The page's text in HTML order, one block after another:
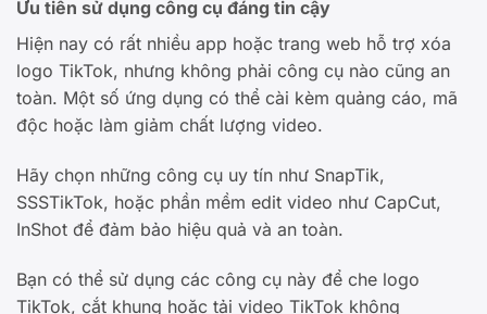
Ưu tiên sử dụng công cụ đáng tin cậy
Hiện nay có rất nhiều app hoặc trang web hỗ trợ xóa
logo TikTok, nhưng không phải công cụ nào cũng an
toàn. Một số ứng dụng có thể cài kèm quảng cáo, mã
độc hoặc làm giảm chất lượng video.
Hãy chọn những công cụ uy tín như SnapTik,
SSSTikTok, hoặc phần mềm edit video như CapCut,
InShot để đảm bảo hiệu quả và an toàn.
Bạn có thể sử dụng các công cụ này để che logo
TikTok, cắt khung hoặc tải video TikTok không